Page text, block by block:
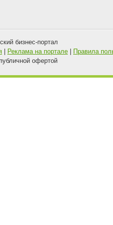
бизнес-портал
Реклама на портале
Правила
офертой